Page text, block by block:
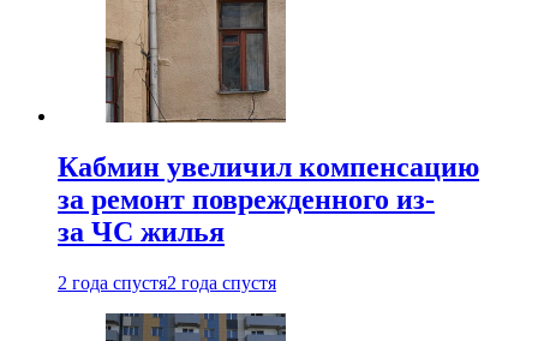
Кабмин увеличил компенсацию
за ремонт поврежденного из-
за ЧС жилья
2 года спустя2 года спустя